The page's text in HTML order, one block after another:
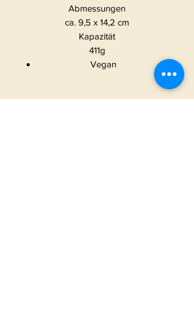
Abmessungen
ca. 9,5 x 14,2 cm
Kapazität
411g
Vegan